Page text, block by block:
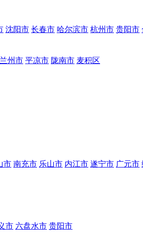
沈阳市 长春市 哈尔滨市 杭州市 贵阳市
兰州市 平凉市 陇南市 麦积区
市 南充市 乐山市 内江市 遂宁市 广元市
市 六盘水市 贵阳市